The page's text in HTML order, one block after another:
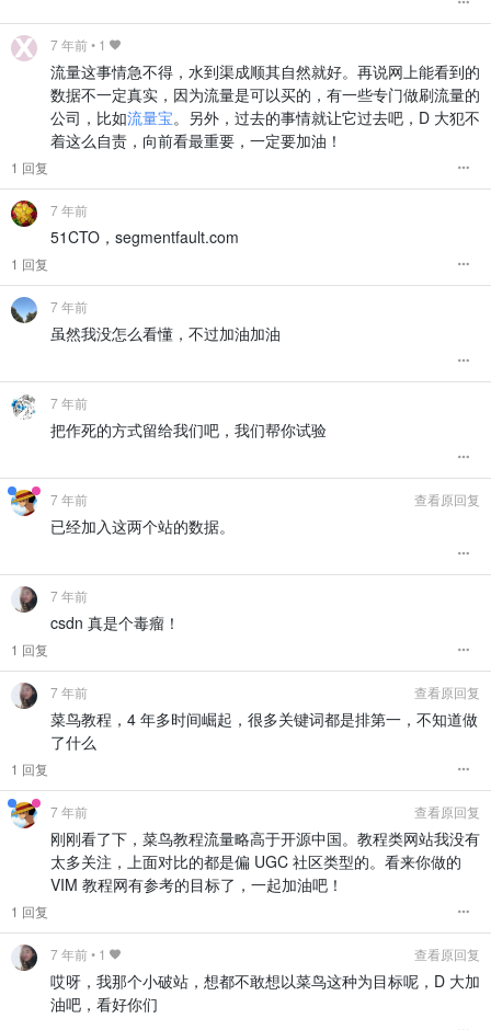
7 年前• 1
流量这事情急不得，水到渠成顺其自然就好。再说网上能看到的
数据不一定真实，因为流量是可以买的，有一些专门做刷流量的
公司，比如流量宝。另外，过去的事情就让它过去吧，D 大犯不
着这么自责，向前看最重要，一定要加油！
1 回复
7 年前
51CTO，segmentfault.com
1 回复
7 年前
虽然我没怎么看懂，不过加油加油
7 年前
把作死的方式留给我们吧，我们帮你试验
7 年前 查看原回复
已经加入这两个站的数据。
7 年前
csdn 真是个毒瘤！
1 回复
7 年前 查看原回复
菜鸟教程，4 年多时间崛起，很多关键词都是排第一，不知道做
了什么
1 回复
7 年前 查看原回复
刚刚看了下，菜鸟教程流量略高于开源中国。教程类网站我没有
太多关注，上面对比的都是偏 UGC 社区类型的。看来你做的
VIM 教程网有参考的目标了，一起加油吧！
1 回复
7 年前• 1 查看原回复
哎呀，我那个小破站，想都不敢想以菜鸟这种为目标呢，D 大加
油吧，看好你们